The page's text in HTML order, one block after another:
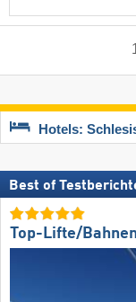
Hotels:
Best of
Top-Lifte/